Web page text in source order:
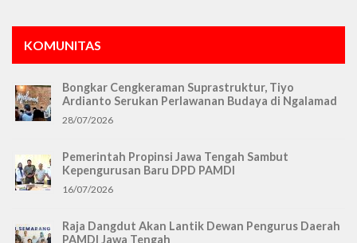
KOMUNITAS
Bongkar Cengkeraman Suprastruktur, Tiyo
Ardianto Serukan Perlawanan Budaya di Ngalamad
28/07/2026
Pemerintah Propinsi Jawa Tengah Sambut
Kepengurusan Baru DPD PAMDI
16/07/2026
Raja Dangdut Akan Lantik Dewan Pengurus Daerah
PAMDI Jawa Tengah